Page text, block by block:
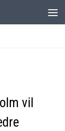
vil